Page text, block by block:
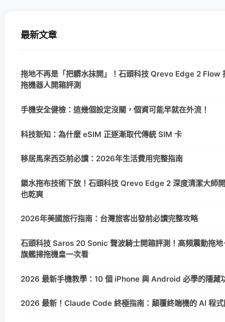
最新文章
拖地不再是「把髒水抹開」！石頭科技 Qrevo Edge 2 Flow
拖機器人開箱評測
手機安全健檢：這幾個設定沒關，個資可能早就在外流！
科技新知：為什麼 eSIM 正逐漸取代傳統 SIM 卡
移居馬來西亞前必讀：2026年生活費用完整指南
鎖水拖布技術下放！石頭科技 Qrevo Edge 2 深度清潔大師
也乾爽
2026年美國旅行指南：台灣旅客出發前必讀完整攻略
石頭科技 Saros 20 Sonic 聲波騎士開箱評測！高頻震動拖
旗艦掃拖機皇一次看
2026 最新手機教學：10 個 iPhone 與 Android 必學的隱藏
2026 最新！Claude Code 終極指南：顛覆終端機的 AI 程式